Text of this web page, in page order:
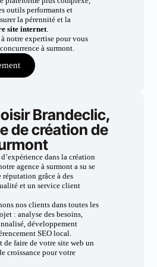
outils performants et
la pérennité et la
site internet.
notre expertise pour vous
à surmont.
Brandeclic,
de création de
dans la création
agence à surmont a su se
grâce à des
et un service client
nos clients dans toutes les
: analyse des besoins,
développement
SEO local.
de faire de votre site web un
croissance pour votre